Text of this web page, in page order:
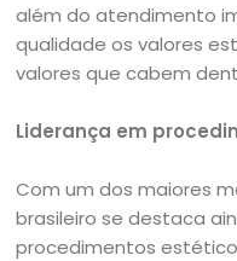
além do atendimento
qualidade os valores
valores que cabem
Liderança em
Com um dos maiores
brasileiro se destaca
procedimentos